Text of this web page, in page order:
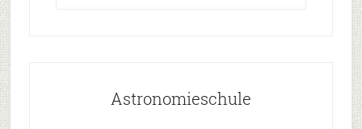
Astronomieschule